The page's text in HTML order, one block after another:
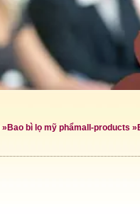
» Bao bì lọ mỹ phẩmall-products »